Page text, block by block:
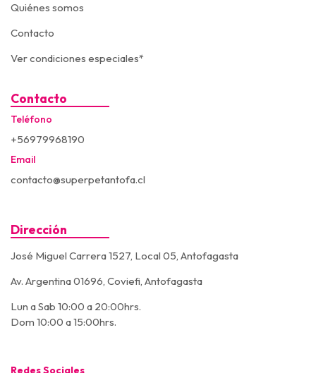
Quiénes somos
Contacto
Ver condiciones especiales*
Contacto
Teléfono
+56979968190
Email
contacto@superpetantofa.cl
Dirección
José Miguel Carrera 1527, Local 05, Antofagasta
Av. Argentina 01696, Coviefi, Antofagasta
Lun a Sab 10:00 a 20:00hrs.
Dom 10:00 a 15:00hrs.
Redes Sociales